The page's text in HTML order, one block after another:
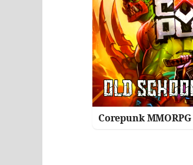
Corepunk MMORPG